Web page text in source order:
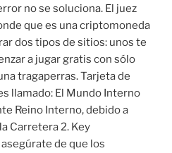
no se soluciona. El juez
que es una criptomoneda
dos tipos de sitios: unos te
a jugar gratis con sólo
tragaperras. Tarjeta de
llamado: El Mundo Interno
Reino Interno, debido a
Carretera 2. Key
de que los